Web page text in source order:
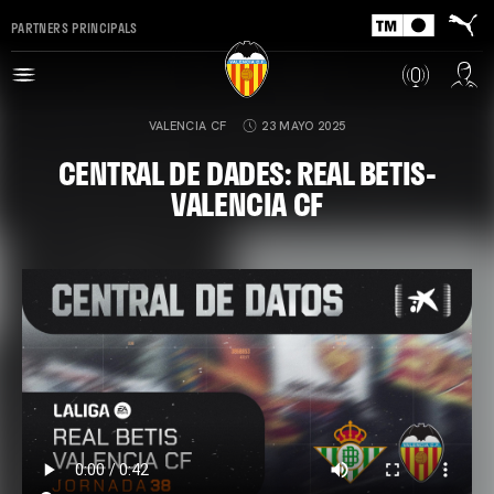
PARTNERS PRINCIPALS
VALENCIA CF 23 MAYO 2025
CENTRAL DE DADES: REAL BETIS-
VALENCIA CF